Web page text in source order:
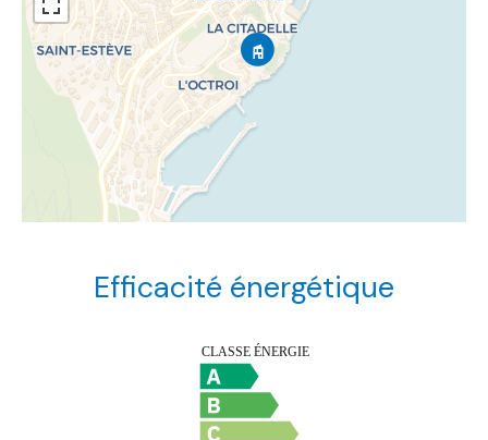
Efficacité énergétique